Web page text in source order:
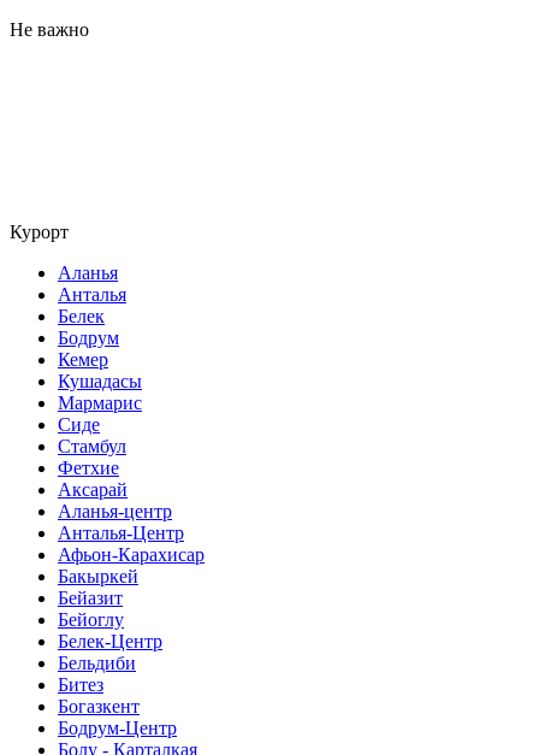
Не важно
Курорт
Аланья
Анталья
Белек
Бодрум
Кемер
Кушадасы
Мармарис
Сиде
Стамбул
Фетхие
Аксарай
Аланья-центр
Анталья-Центр
Афьон-Карахисар
Бакыркей
Бейазит
Бейоглу
Белек-Центр
Бельдиби
Битез
Богазкент
Бодрум-Центр
Болу - Карталкая